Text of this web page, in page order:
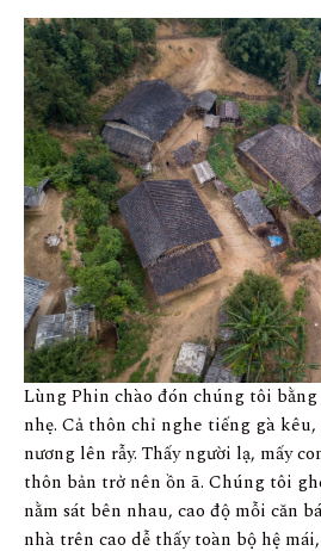
Lùng Phin chào đón chúng tôi
nhẹ. Cả thôn chỉ nghe tiếng gà
nương lên rẫy. Thấy người lạ, mấy
thôn bản trở nên ồn ã. Chúng tôi
nằm sát bên nhau, cao độ mỗi căn
nhà trên cao dễ thấy toàn bộ hệ